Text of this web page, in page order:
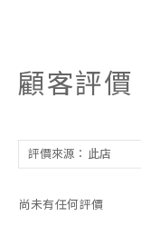
顧客評價
尚未有任何評價